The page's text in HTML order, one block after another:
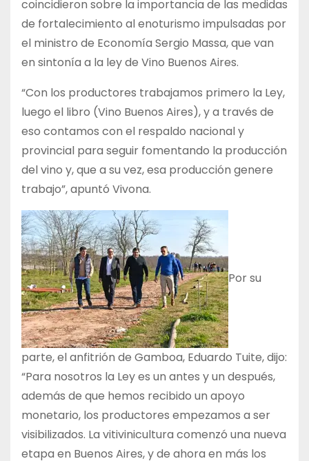
coincidieron sobre la importancia de las medidas
de fortalecimiento al enoturismo impulsadas por
el ministro de Economía Sergio Massa, que van
en sintonía a la ley de Vino Buenos Aires.
“Con los productores trabajamos primero la Ley,
luego el libro (Vino Buenos Aires), y a través de
eso contamos con el respaldo nacional y
provincial para seguir fomentando la producción
del vino y, que a su vez, esa producción genere
trabajo”, apuntó Vivona.
Por su
parte, el anfitrión de Gamboa, Eduardo Tuite, dijo:
“Para nosotros la Ley es un antes y un después,
además de que hemos recibido un apoyo
monetario, los productores empezamos a ser
visibilizados. La vitivinicultura comenzó una nueva
etapa en Buenos Aires, y de ahora en más los